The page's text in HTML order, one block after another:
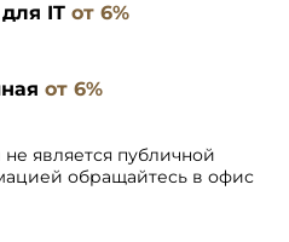
IT от 6%
от 6%
является публичной
обращайтесь в офис